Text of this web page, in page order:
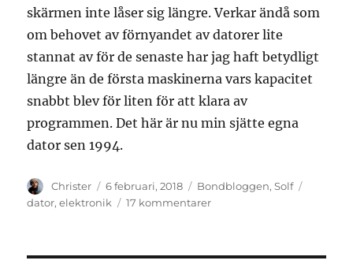
skärmen inte låser sig längre. Verkar ändå som
om behovet av förnyandet av datorer lite
stannat av för de senaste har jag haft betydligt
längre än de första maskinerna vars kapacitet
snabbt blev för liten för att klara av
programmen. Det här är nu min sjätte egna
dator sen 1994.
Författare
Christer
Publicerat
den
6 februari, 2018 Kategorier
Bondbloggen,Solf
dator,elektronik 17 kommentarertill